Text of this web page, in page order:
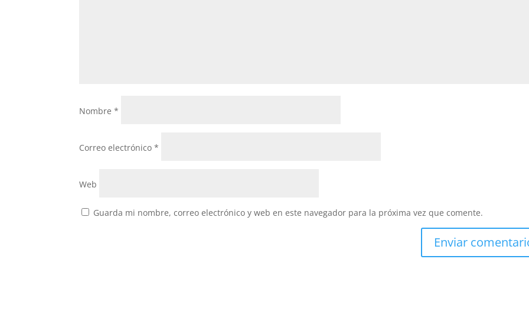
Nombre*
Correo electrónico*
Web
Guarda mi nombre, correo electrónico y web en este navegador para la próxima vez que comente.